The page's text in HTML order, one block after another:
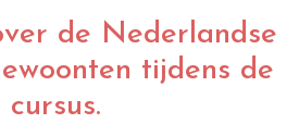
de Nederlandse
tijdens de
cursus.